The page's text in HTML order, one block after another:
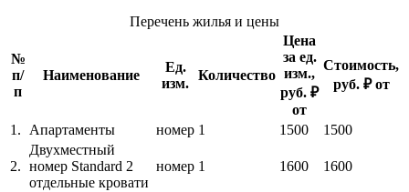
Перечень жилья и цены
№
п/
п
Наименование
Ед.
изм.
Количество
Цена
за ед.
изм.,
руб. ₽
от
Стоимость,
руб. ₽ от
1. Апартаменты номер 1 1500 1500
2.
Двухместный
номер Standard 2
отдельные кровати
номер 1 1600 1600